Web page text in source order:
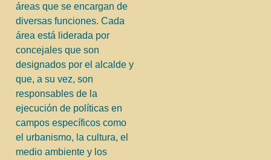
áreas que se encargan de
diversas funciones. Cada
área está liderada por
concejales que son
designados por el alcalde y
que, a su vez, son
responsables de la
ejecución de políticas en
campos específicos como
el urbanismo, la cultura, el
medio ambiente y los